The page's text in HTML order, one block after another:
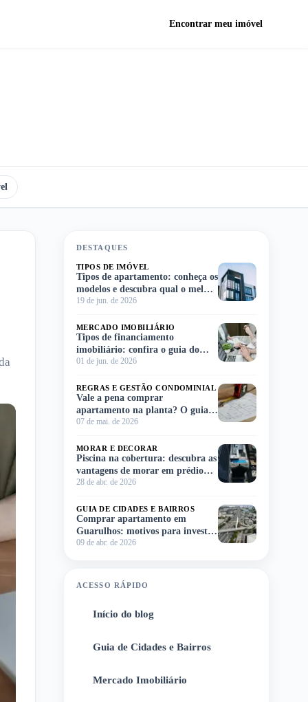
Encontrar meu imóvel
DESTAQUES
TIPOS DE IMÓVEL
Tipos de apartamento: conheça os
modelos e descubra qual o melhor
para você
19 de jun. de 2026
MERCADO IMOBILIÁRIO
Tipos de financiamento
imobiliário: confira o guia do
Meu Imóvel e escolha o ideal para
01 de jun. de 2026
REGRAS E GESTÃO CONDOMINIAL
Vale a pena comprar
apartamento na planta? O guia
completo para você decidir sem
07 de mai. de 2026
MORAR E DECORAR
Piscina na cobertura: descubra as
vantagens de morar em prédio
com lazer no rooftop
28 de abr. de 2026
GUIA DE CIDADES E BAIRROS
Comprar apartamento em
Guarulhos: motivos para investir
na região
09 de abr. de 2026
ACESSO RÁPIDO
Início do blog
Guia de Cidades e Bairros
Mercado Imobiliário